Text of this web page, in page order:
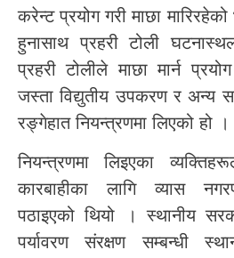
करेन्ट प्रयोग गरी माछा
हुनासाथ प्रहरी टोली
प्रहरी टोलीले माछा मार्न
जस्ता विद्युतीय उपकरण र अन्य
रङ्गेहात नियन्त्रणमा लिएको हो ।
नियन्त्रणमा लिइएका
कारबाहीका लागि व्यास
पठाइएको थियो । स्थानीय
पर्यावरण संरक्षण सम्बन्धी